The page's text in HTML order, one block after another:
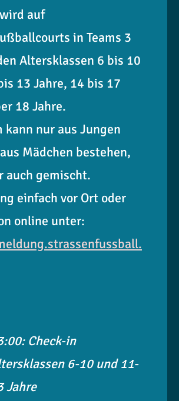
auf
in Teams 3
Altersklassen 6 bis 10
13 Jahre, 14 bis 17
18 Jahre.
kann nur aus Jungen
Mädchen bestehen,
auch gemischt.
einfach vor Ort oder
online unter:
Check-in
6-10 und 11-
Jahre